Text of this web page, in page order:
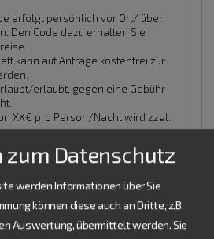
erfolgt persönlich vor Ort/ über
Den Code dazu erhalten Sie
kann auf Anfrage kostenfrei zur
erlaubt, gegen eine Gebühr
XX€ pro Person/Nacht wird zzgl.
Doppelbett, Einzelbetten,
Lage:Gartenseite
zum Datenschutz
werden Informationen über Sie
können diese auch an Dritte, z.B.
Auswertung, übermittelt werden. Sie